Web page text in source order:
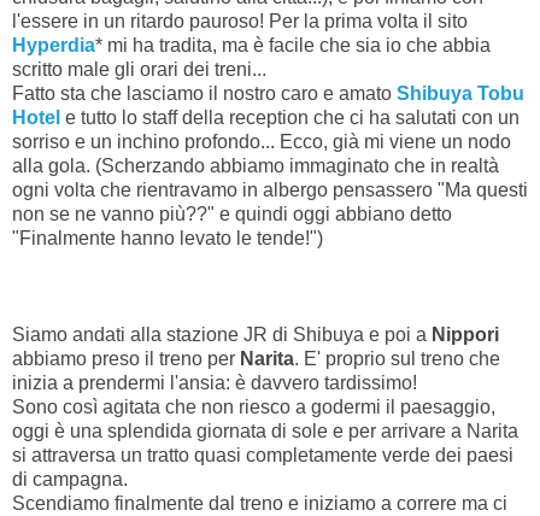
l'essere in un ritardo pauroso! Per la prima volta il sito
Hyperdia* mi ha tradita, ma è facile che sia io che abbia
scritto male gli orari dei treni...
Fatto sta che lasciamo il nostro caro e amato Shibuya Tobu
Hotel e tutto lo staff della reception che ci ha salutati con un
sorriso e un inchino profondo... Ecco, già mi viene un nodo
alla gola. (Scherzando abbiamo immaginato che in realtà
ogni volta che rientravamo in albergo pensassero "Ma questi
non se ne vanno più??" e quindi oggi abbiano detto
"Finalmente hanno levato le tende!")
Siamo andati alla stazione JR di Shibuya e poi a Nippori
abbiamo preso il treno per Narita. E' proprio sul treno che
inizia a prendermi l'ansia: è davvero tardissimo!
Sono così agitata che non riesco a godermi il paesaggio,
oggi è una splendida giornata di sole e per arrivare a Narita
si attraversa un tratto quasi completamente verde dei paesi
di campagna.
Scendiamo finalmente dal treno e iniziamo a correre ma ci